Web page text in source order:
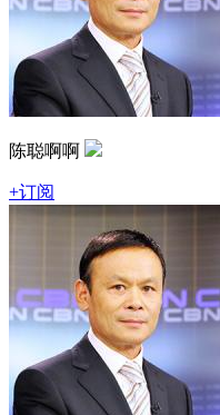
陈聪啊啊
+订阅